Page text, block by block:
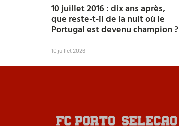
10 juillet 2016 : dix ans après,
que reste-t-il de la nuit où le
Portugal est devenu champion ?
10 juillet 2026